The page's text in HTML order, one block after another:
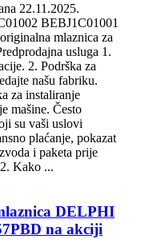
22.11.2025.
BEBJ1C01001
mlaznica za
usluga 1.
2. Podrška za
našu fabriku.
za instaliranje
mašine. Često
su vaši uslovi
plaćanje, pokazat
i paketa prije
Kako ...
DELPHI
na akciji